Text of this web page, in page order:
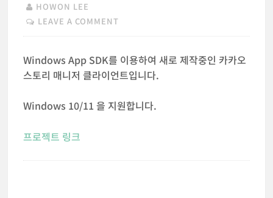
HOWON LEE
LEAVE A COMMENT
Windows App SDK를 이용하여 새로 제작중인 카카오
스토리 매니저 클라이언트입니다.
Windows 10/11 을 지원합니다.
프로젝트 링크